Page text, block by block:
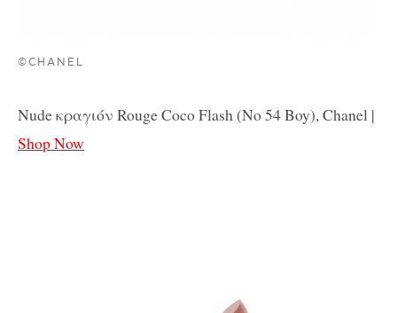
©CHANEL
Nude κραγιόν Rouge Coco Flash (No 54 Boy), Chanel |
Shop Now